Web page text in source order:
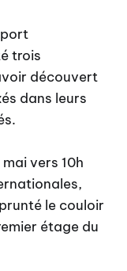
trois
découvert
dans leurs
vers 10h
le couloir
étage du